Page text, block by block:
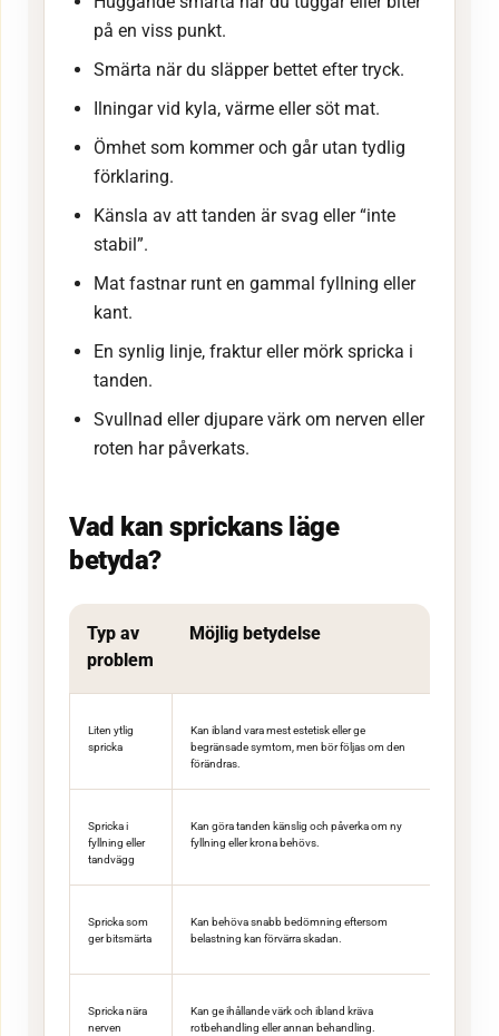
på en viss punkt.
Smärta när du släpper bettet efter tryck.
Ilningar vid kyla, värme eller söt mat.
Ömhet som kommer och går utan tydlig
förklaring.
Känsla av att tanden är svag eller “inte
stabil”.
Mat fastnar runt en gammal fyllning eller
kant.
En synlig linje, fraktur eller mörk spricka i
tanden.
Svullnad eller djupare värk om nerven eller
roten har påverkats.
Vad kan sprickans läge
betyda?
Typ av
problem
Möjlig betydelse
Liten ytlig
spricka
Kan ibland vara mest estetisk eller ge
begränsade symtom, men bör följas om den
förändras.
Spricka i
fyllning eller
tandvägg
Kan göra tanden känslig och påverka om ny
fyllning eller krona behövs.
Spricka som
ger bitsmärta
Kan behöva snabb bedömning eftersom
belastning kan förvärra skadan.
Spricka nära
nerven
Kan ge ihållande värk och ibland kräva
rotbehandling eller annan behandling.